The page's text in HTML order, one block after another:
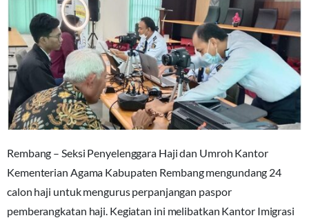
Rembang – Seksi Penyelenggara Haji dan Umroh Kantor
Kementerian Agama Kabupaten Rembang mengundang 24
calon haji untuk mengurus perpanjangan paspor
pemberangkatan haji. Kegiatan ini melibatkan Kantor Imigrasi